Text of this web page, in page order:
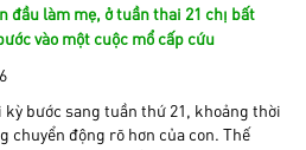
đầu làm mẹ, ở tuần thai 21 chị bất
vào một cuộc mổ cấp cứu
bước sang tuần thứ 21, khoảng thời
chuyển động rõ hơn của con. Thế